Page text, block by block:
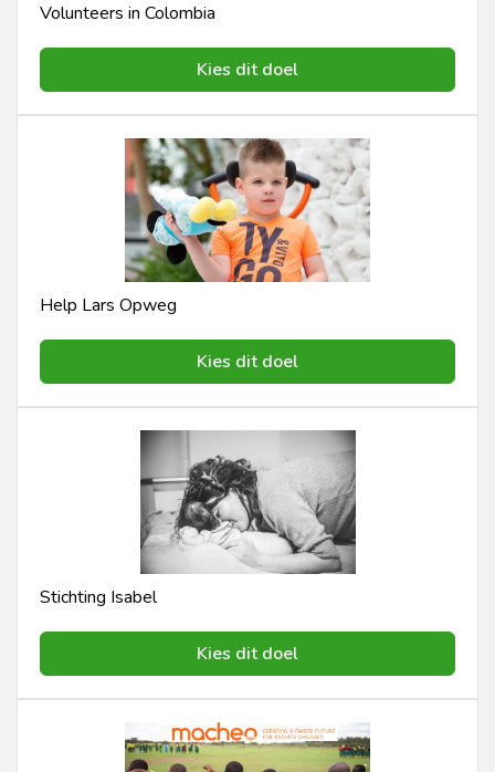
Volunteers in Colombia
Kies dit doel
Help Lars Opweg
Kies dit doel
Stichting Isabel
Kies dit doel